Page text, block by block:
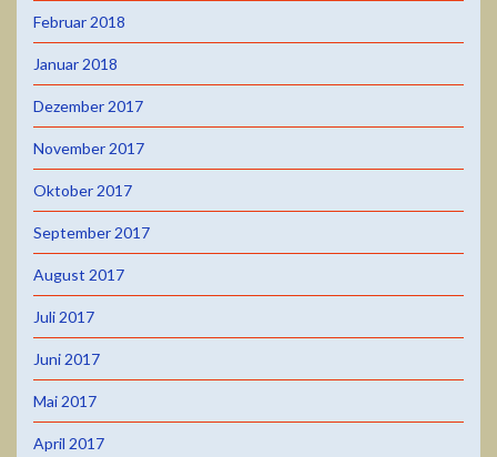
Februar 2018
Januar 2018
Dezember 2017
November 2017
Oktober 2017
September 2017
August 2017
Juli 2017
Juni 2017
Mai 2017
April 2017